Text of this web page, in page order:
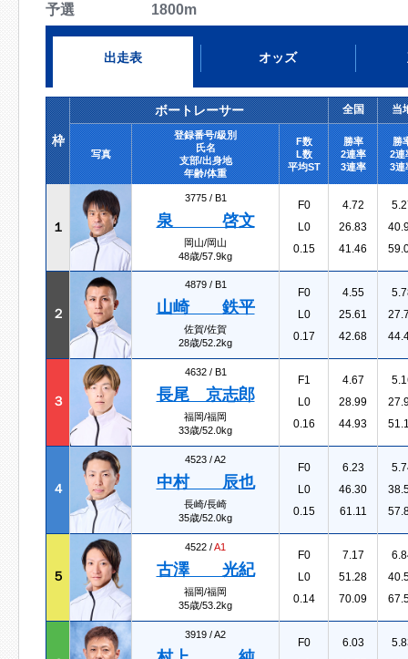
予選 1800m
出走表 オッズ
枠
ボートレーサー 全国 当
写真
登録番号/級別
氏名
支部/出身地
年齢/体重
F数
L数
平均ST
勝率
2連率
3連率
勝
2連
3連
１
3775 / B1
泉 啓文
岡山/岡山
48歳/57.9kg
F0
L0
0.15
4.72
26.83
41.46
２
4879 / B1
山崎 鉄平
佐賀/佐賀
28歳/52.2kg
F0
L0
0.17
4.55
25.61
42.68
３
4632 / B1
長尾 京志郎
福岡/福岡
33歳/52.0kg
F1
L0
0.16
4.67
28.99
44.93
４
4523 /A2
中村 辰也
長崎/長崎
35歳/52.0kg
F0
L0
0.15
6.23
46.30
61.11
５
4522 /A1
古澤 光紀
福岡/福岡
35歳/53.2kg
F0
L0
0.14
7.17
51.28
70.09
3919 /A2
F0
6.03